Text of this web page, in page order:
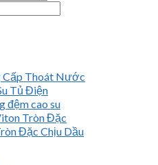
Cấp Thoát Nước
Tủ Điện
đệm cao su
Tròn Đặc
Đặc Chịu Dầu